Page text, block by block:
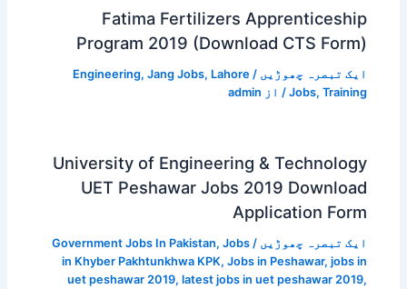
Fatima Fertilizers Apprenticeship
Program 2019 (Download CTS Form)
ایک تبصرہ چھوڑیں /
Engineering, Jang Jobs, Lahore
Jobs, Training / از admin
University of Engineering & Technology
UET Peshawar Jobs 2019 Download
Application Form
ایک تبصرہ چھوڑیں /
Government Jobs In Pakistan, Jobs
in Khyber Pakhtunkhwa KPK, Jobs in Peshawar, jobs in
uet peshawar 2019, latest jobs in uet peshawar 2019,